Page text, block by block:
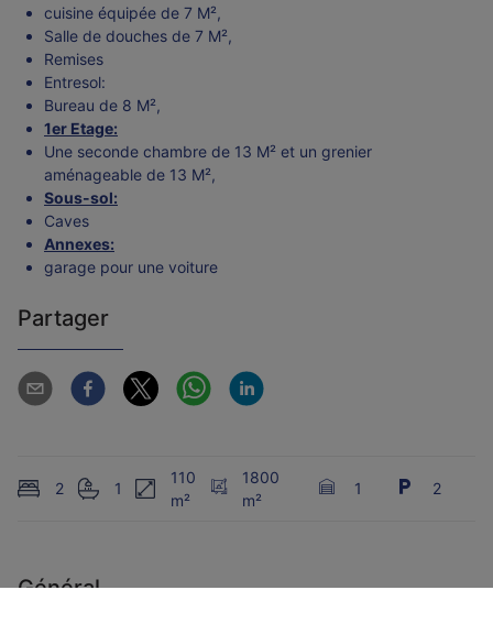
cuisine équipée de 7 M²,
Salle de douches de 7 M²,
Remises
Entresol:
Bureau de 8 M²,
1er Etage:
Une seconde chambre de 13 M² et un grenier
aménageable de 13 M²,
Sous-sol:
Caves
Annexes:
garage pour une voiture
Partager
2 1
110
m²
1800
m²
1 2
Général